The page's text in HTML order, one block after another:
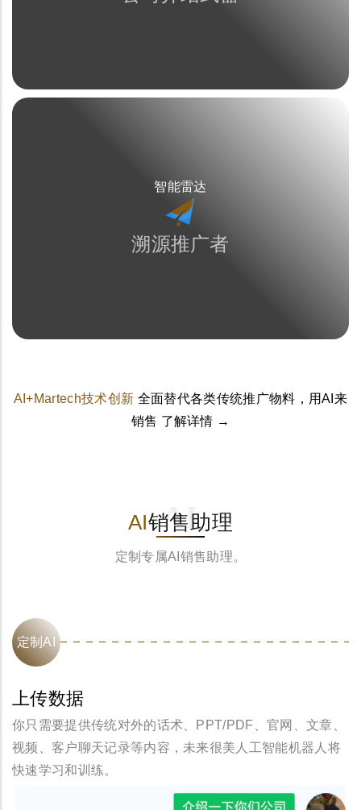
智能雷达
溯源推广者
AI+Martech技术创新 全面替代各类传统推广物料，用AI来
销售 了解详情 →
AI
AI销售助理
定制专属AI销售助理。
定制AI
上传数据
你只需要提供传统对外的话术、PPT/PDF、官网、文章、
视频、客户聊天记录等内容，未来很美人工智能机器人将
快速学习和训练。